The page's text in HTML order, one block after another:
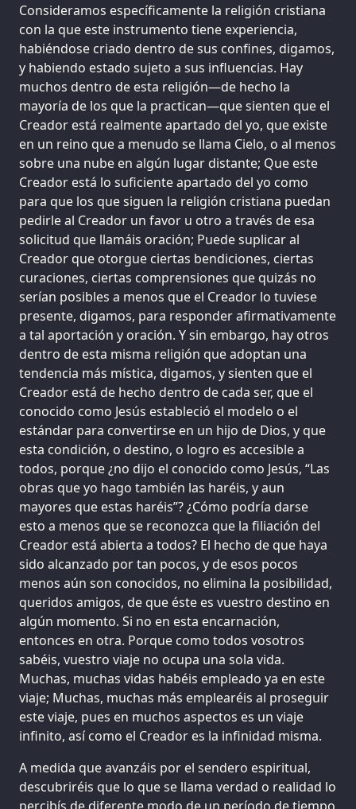
Consideramos específicamente la religión cristiana
con la que este instrumento tiene experiencia,
habiéndose criado dentro de sus confines, digamos,
y habiendo estado sujeto a sus influencias. Hay
muchos dentro de esta religión—de hecho la
mayoría de los que la practican—que sienten que el
Creador está realmente apartado del yo, que existe
en un reino que a menudo se llama Cielo, o al menos
sobre una nube en algún lugar distante; Que este
Creador está lo suficiente apartado del yo como
para que los que siguen la religión cristiana puedan
pedirle al Creador un favor u otro a través de esa
solicitud que llamáis oración; Puede suplicar al
Creador que otorgue ciertas bendiciones, ciertas
curaciones, ciertas comprensiones que quizás no
serían posibles a menos que el Creador lo tuviese
presente, digamos, para responder afirmativamente
a tal aportación y oración. Y sin embargo, hay otros
dentro de esta misma religión que adoptan una
tendencia más mística, digamos, y sienten que el
Creador está de hecho dentro de cada ser, que el
conocido como Jesús estableció el modelo o el
estándar para convertirse en un hijo de Dios, y que
esta condición, o destino, o logro es accesible a
todos, porque ¿no dijo el conocido como Jesús, “Las
obras que yo hago también las haréis, y aun
mayores que estas haréis”? ¿Cómo podría darse
esto a menos que se reconozca que la filiación del
Creador está abierta a todos? El hecho de que haya
sido alcanzado por tan pocos, y de esos pocos
menos aún son conocidos, no elimina la posibilidad,
queridos amigos, de que éste es vuestro destino en
algún momento. Si no en esta encarnación,
entonces en otra. Porque como todos vosotros
sabéis, vuestro viaje no ocupa una sola vida.
Muchas, muchas vidas habéis empleado ya en este
viaje; Muchas, muchas más emplearéis al proseguir
este viaje, pues en muchos aspectos es un viaje
infinito, así como el Creador es la infinidad misma.
A medida que avanzáis por el sendero espiritual,
descubriréis que lo que se llama verdad o realidad lo